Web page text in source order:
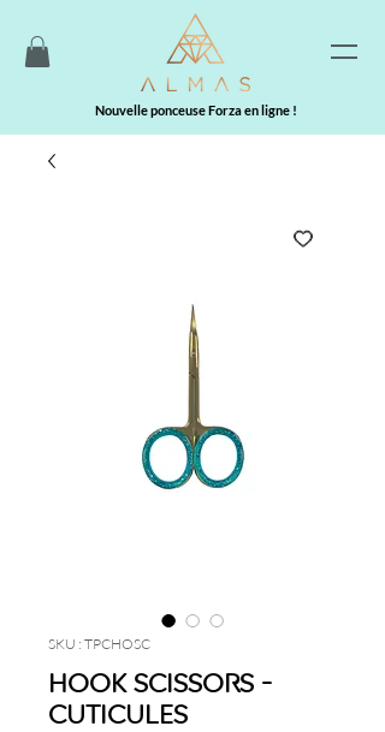
Nouvelle ponceuse Forza en ligne !
SKU : TPCHOSC
Hook Scissors -
Cuticules